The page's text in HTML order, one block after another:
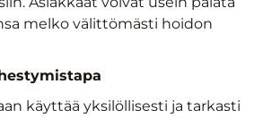
melko välittömästi hoidon
käyttää yksilöllisesti ja tarkasti